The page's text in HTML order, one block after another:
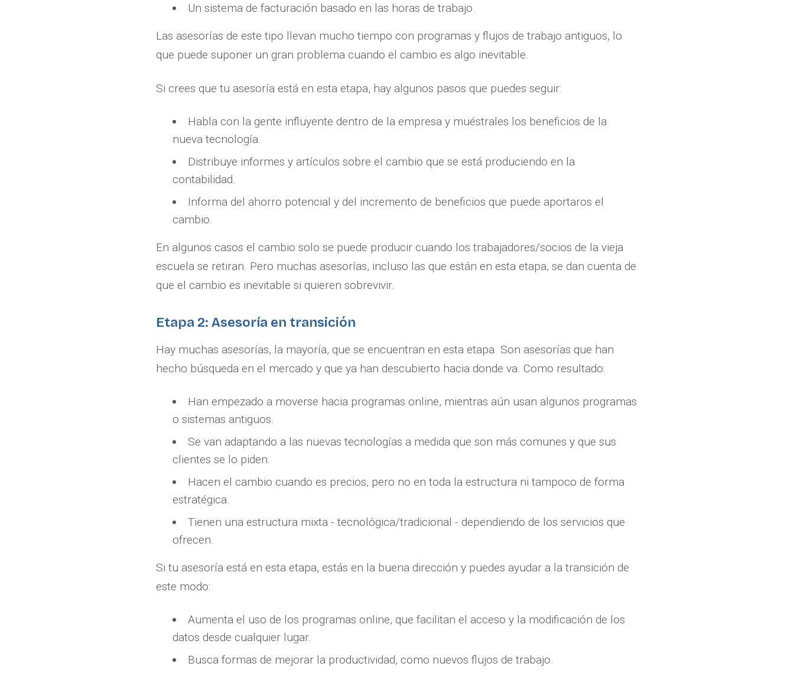
Un sistema de facturación basado en las horas de trabajo.
Las asesorías de este tipo llevan mucho tiempo con programas y flujos de trabajo antiguos, lo
que puede suponer un gran problema cuando el cambio es algo inevitable.
Si crees que tu asesoría está en esta etapa, hay algunos pasos que puedes seguir:
Habla con la gente influyente dentro de la empresa y muéstrales los beneficios de la
nueva tecnología.
Distribuye informes y artículos sobre el cambio que se está produciendo en la
contabilidad.
Informa del ahorro potencial y del incremento de beneficios que puede aportaros el
cambio.
En algunos casos el cambio solo se puede producir cuando los trabajadores/socios de la vieja
escuela se retiran. Pero muchas asesorías, incluso las que están en esta etapa, se dan cuenta de
que el cambio es inevitable si quieren sobrevivir.
Etapa 2: Asesoría en transición
Hay muchas asesorías, la mayoría, que se encuentran en esta etapa. Son asesorías que han
hecho búsqueda en el mercado y que ya han descubierto hacia donde va. Como resultado:
Han empezado a moverse hacia programas online, mientras aún usan algunos programas
o sistemas antiguos.
Se van adaptando a las nuevas tecnologías a medida que son más comunes y que sus
clientes se lo piden.
Hacen el cambio cuando es precios, pero no en toda la estructura ni tampoco de forma
estratégica.
Tienen una estructura mixta - tecnológica/tradicional - dependiendo de los servicios que
ofrecen.
Si tu asesoría está en esta etapa, estás en la buena dirección y puedes ayudar a la transición de
este modo:
Aumenta el uso de los programas online, que facilitan el acceso y la modificación de los
datos desde cualquier lugar.
Busca formas de mejorar la productividad, como nuevos flujos de trabajo.